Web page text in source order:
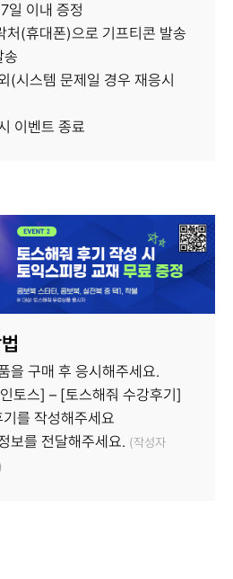
일 이내 증정
처(휴대폰)으로 기프티콘 발송
송
(시스템 문제일 경우 재응시
이벤트 종료
구매 후 응시해주세요.
토스] – [토스해줘 수강후기]
를 작성해주세요
보를 전달해주세요. (작성자